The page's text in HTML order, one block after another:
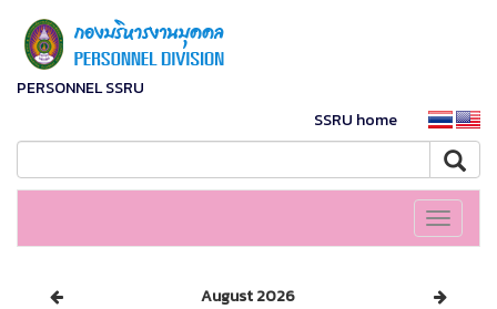
PERSONNEL SSRU
SSRU home
Toggle
August 2026